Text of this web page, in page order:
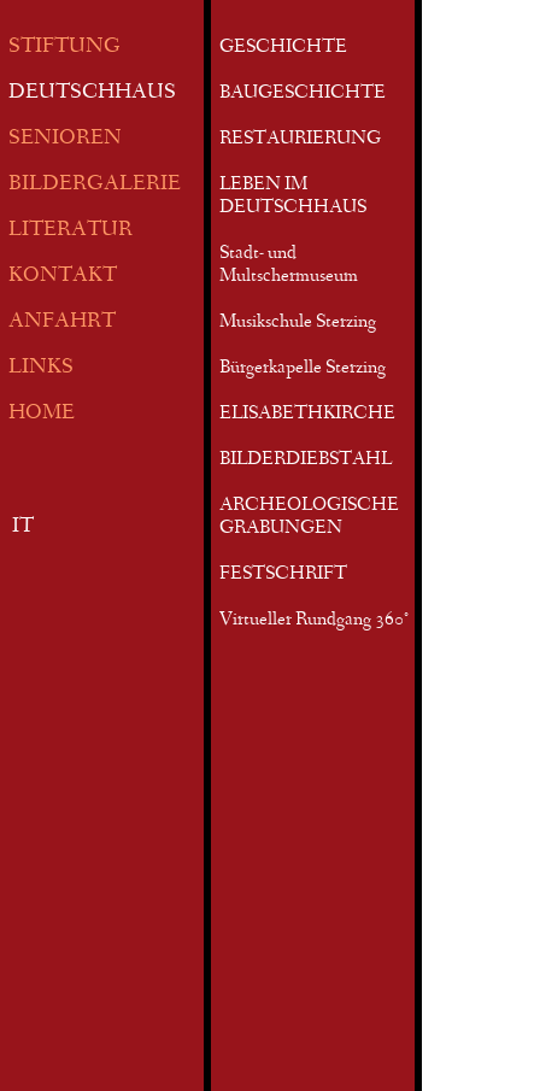
STIFTUNG
DEUTSCHHAUS
SENIOREN
BILDERGALERIE
LITERATUR
KONTAKT
ANFAHRT
LINKS
HOME
IT
GESCHICHTE
BAUGESCHICHTE
RESTAURIERUNG
LEBEN IM
DEUTSCHHAUS
Stadt- und
Multschermuseum
Musikschule Sterzing
Bürgerkapelle Sterzing
ELISABETHKIRCHE
BILDERDIEBSTAHL
ARCHEOLOGISCHE
GRABUNGEN
FESTSCHRIFT
Virtueller Rundgang 360°